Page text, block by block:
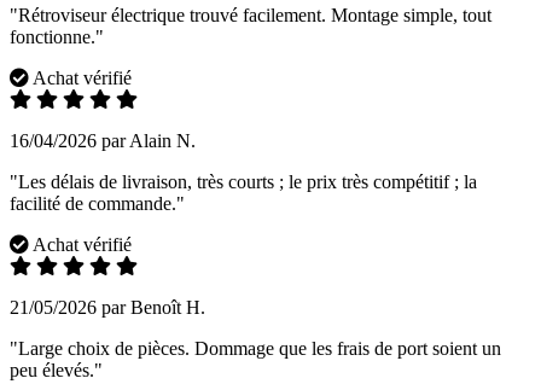
"Rétroviseur électrique trouvé facilement. Montage simple, tout
fonctionne."
Achat vérifié
16/04/2026 par Alain N.
"Les délais de livraison, très courts ; le prix très compétitif ; la
facilité de commande."
Achat vérifié
21/05/2026 par Benoît H.
"Large choix de pièces. Dommage que les frais de port soient un
peu élevés."